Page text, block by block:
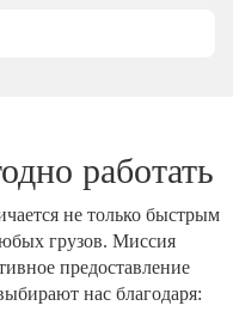
работать
не только быстрым
грузов. Миссия
предоставление
нас благодаря: